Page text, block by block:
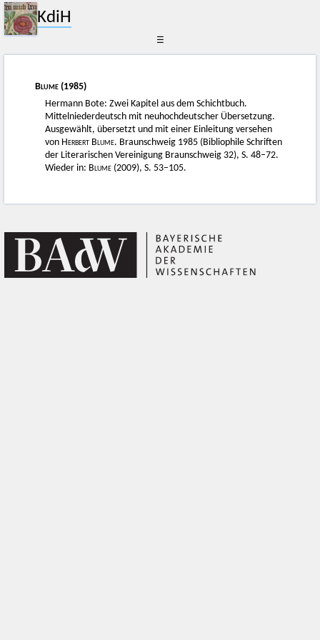
KdiH
☰
Blume (1985)
Hermann Bote: Zwei Kapitel aus dem Schichtbuch.
Mittelniederdeutsch mit neuhochdeutscher Übersetzung.
Ausgewählt, übersetzt und mit einer Einleitung versehen
von Herbert Blume. Braunschweig 1985 (Bibliophile Schriften
der Literarischen Vereinigung Braunschweig 32), S. 48–72.
Wieder in: Blume (2009), S. 53–105.